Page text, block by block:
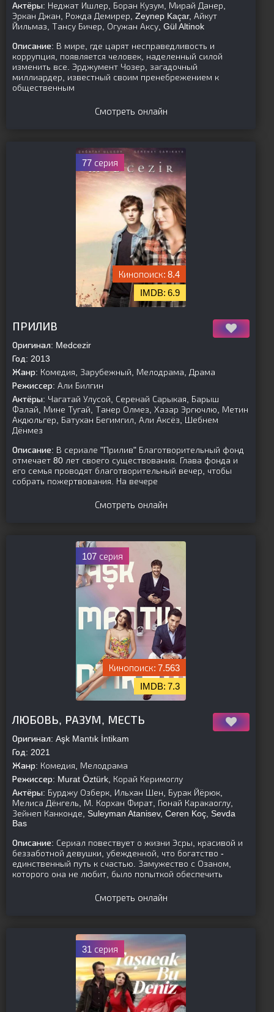
Актёры: Неджат Ишлер, Боран Кузум, Мирай Данер,
Эркан Джан, Рожда Демирер, Zeynep Kaçar, Айкут
Йильмаз, Тансу Бичер, Огужан Аксу, Gül Altinok
Описание: В мире, где царят несправедливость и
коррупция, появляется человек, наделенный силой
изменить все. Эрджумент Чозер, загадочный
миллиардер, известный своим пренебрежением к
общественным
Смотреть онлайн
77 серия
8.4
6.9
ПРИЛИВ
Оригинал: Medcezir
Год: 2013
Жанр: Комедия, Зарубежный, Мелодрама, Драма
Режиссер: Али Билгин
Актёры: Чагатай Улусой, Серенай Сарыкая, Барыш
Фалай, Мине Тугай, Танер Олмез, Хазар Эргючлю, Метин
Акдюльгер, Батухан Бегимгил, Али Аксёз, Шебнем
Дёнмез
Описание: В сериале "Прилив" Благотворительный фонд
отмечает 80 лет своего существования. Глава фонда и
его семья проводят благотворительный вечер, чтобы
собрать пожертвования. На вечере
Смотреть онлайн
107 серия
7.563
7.3
ЛЮБОВЬ, РАЗУМ, МЕСТЬ
Оригинал: Aşk Mantık İntikam
Год: 2021
Жанр: Комедия, Мелодрама
Режиссер: Murat Öztürk, Корай Керимоглу
Актёры: Бурджу Озберк, Ильхан Шен, Бурак Йёрюк,
Мелиса Дёнгель, М. Корхан Фират, Гюнай Каракаоглу,
Зейнеп Канконде, Suleyman Atanisev, Ceren Koç, Sevda
Bas
Описание: Сериал повествует о жизни Эсры, красивой и
беззаботной девушки, убежденной, что богатство -
единственный путь к счастью. Замужество с Озаном,
которого она не любит, было попыткой обеспечить
Смотреть онлайн
31 серия